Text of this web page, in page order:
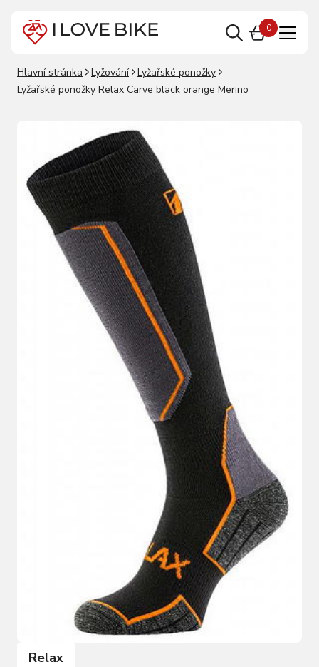
0
Hlavní stránka Lyžování
Lyžařské ponožky
Lyžařské ponožky Relax Carve black orange Merino
Relax